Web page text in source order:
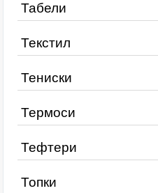
Табели
Текстил
Тениски
Термоси
Тефтери
Топки